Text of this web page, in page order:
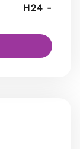
H24 -